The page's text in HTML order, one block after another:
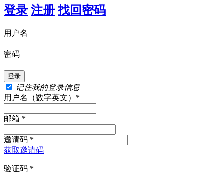
登录 注册 找回密码
用户名
密码
记住我的登录信息
用户名（数字英文）*
邮箱 *
邀请码 *
获取邀请码
验证码 *